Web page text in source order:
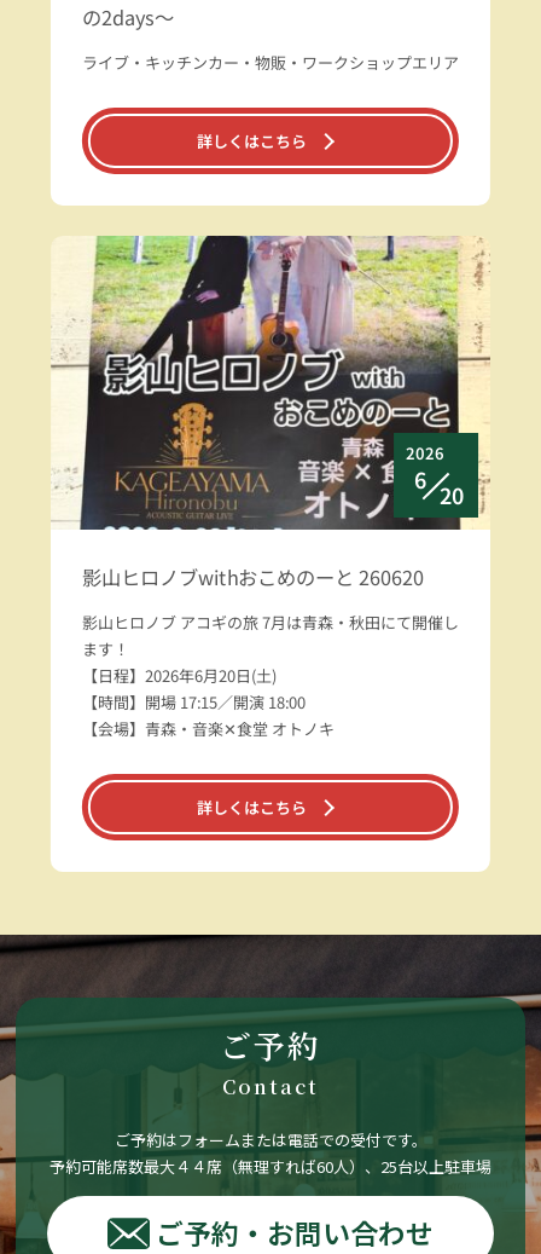
の2days～
ライブ・キッチンカー・物販・ワークショップエリア
詳しくはこちら
2026
6
20
影山ヒロノブwithおこめのーと 260620
影山ヒロノブ アコギの旅 7月は青森・秋田にて開催し
ます！
【日程】2026年6月20日(土)
【時間】開場 17:15／開演 18:00
【会場】青森・音楽✕食堂 オトノキ
詳しくはこちら
ご予約
Contact
ご予約はフォームまたは電話での受付です。
予約可能席数最大４４席（無理すれば60人）、25台以上駐車場
ご予約・お問い合わせ